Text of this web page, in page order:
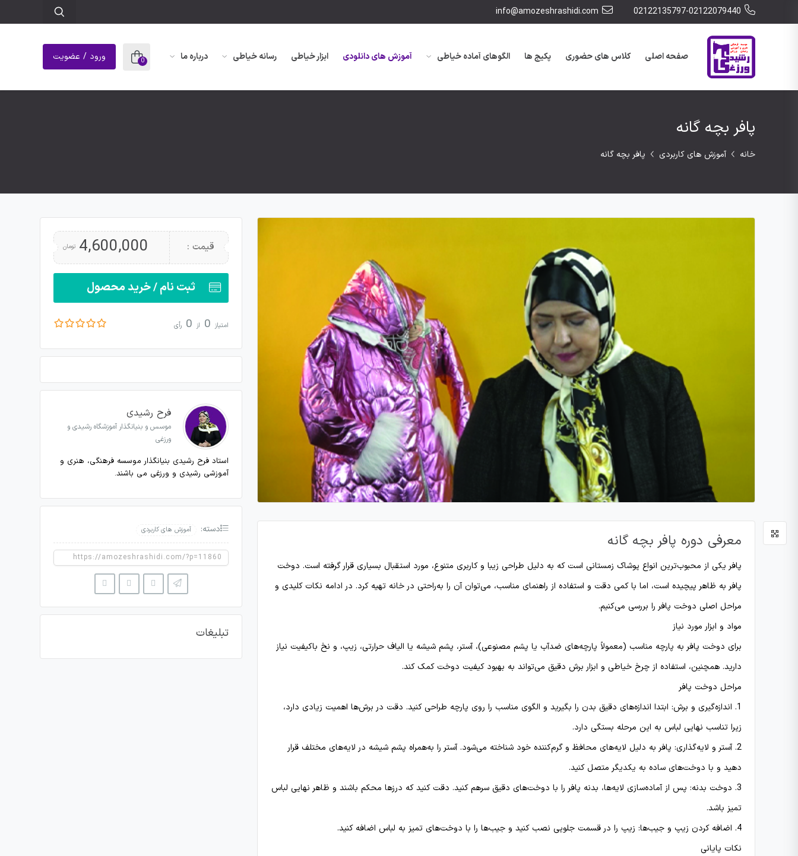
02122135797-02122079440
info@amozeshrashidi.com
صفحه اصلی کلاس های حضوری پکیج ها الگوهای آماده خیاطی آموزش های دانلودی ابزار خیاطی رسانه خیاطی درباره ما 0 ورود / عضویت
پافر بچه گانه
خانه آموزش های کاربردی پافر بچه گانه
معرفی دوره پافر بچه گانه
پافر یکی از محبوب‌ترین انواع پوشاک زمستانی است که به دلیل طراحی زیبا و کاربری متنوع، مورد استقبال بسیاری قرار گرفته است. دوخت
پافر به ظاهر پیچیده است، اما با کمی دقت و استفاده از راهنمای مناسب، می‌توان آن را به‌راحتی در خانه تهیه کرد. در ادامه نکات کلیدی و
مراحل اصلی دوخت پافر را بررسی می‌کنیم.
مواد و ابزار مورد نیاز
برای دوخت پافر به پارچه مناسب (معمولاً پارچه‌های ضدآب یا پشم مصنوعی)، آستر، پشم شیشه یا الیاف حرارتی، زیپ، و نخ باکیفیت نیاز
دارید. همچنین، استفاده از چرخ خیاطی و ابزار برش دقیق می‌تواند به بهبود کیفیت دوخت کمک کند.
مراحل دوخت پافر
1. اندازه‌گیری و برش: ابتدا اندازه‌های دقیق بدن را بگیرید و الگوی مناسب را روی پارچه طراحی کنید. دقت در برش‌ها اهمیت زیادی دارد،
زیرا تناسب نهایی لباس به این مرحله بستگی دارد.
2. آستر و لایه‌گذاری: پافر به دلیل لایه‌های محافظ و گرم‌کننده خود شناخته می‌شود. آستر را به‌همراه پشم شیشه در لایه‌های مختلف قرار
دهید و با دوخت‌های ساده به یکدیگر متصل کنید.
3. دوخت بدنه: پس از آماده‌سازی لایه‌ها، بدنه پافر را با دوخت‌های دقیق سرهم کنید. دقت کنید که درزها محکم باشند و ظاهر نهایی لباس
تمیز باشد.
4. اضافه کردن زیپ و جیب‌ها: زیپ را در قسمت جلویی نصب کنید و جیب‌ها را با دوخت‌های تمیز به لباس اضافه کنید.
نکات پایانی
قیمت : 4,600,000 تومان
ثبت نام / خرید محصول
امتیاز 0 از 0 رأی
فرح رشیدی
موسس و بنیانگذار آموزشگاه رشیدی و
ورزغی
استاد فرح رشیدی بنیانگذار موسسه فرهنگی، هنری و
آموزشی رشیدی و ورزغی می باشند.
دسته: آموزش های کاربردی
تبلیغات